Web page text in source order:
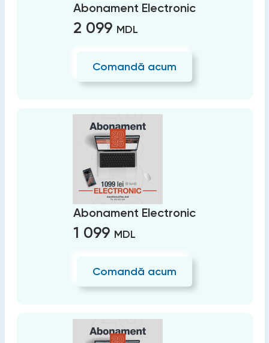
Abonament Electronic
2 099 MDL
Comandă acum
Abonament Electronic
1 099 MDL
Comandă acum